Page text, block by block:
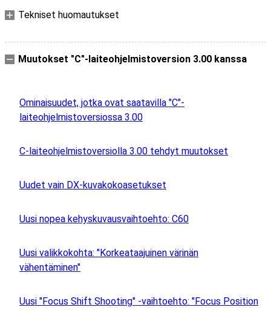
Tekniset huomautukset
Muutokset "C"-laiteohjelmistoversion 3.00 kanssa
Ominaisuudet, jotka ovat saatavilla "C"-
laiteohjelmistoversiossa 3.00
C-laiteohjelmistoversiolla 3.00 tehdyt muutokset
Uudet vain DX-kuvakokoasetukset
Uusi nopea kehyskuvausvaihtoehto: C60
Uusi valikkokohta: "Korkeataajuinen värinän
vähentäminen"
Uusi "Focus Shift Shooting" -vaihtoehto: "Focus Position